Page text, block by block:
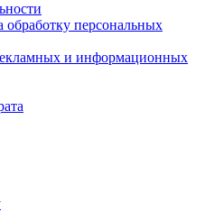
обработку персональных
и информационных